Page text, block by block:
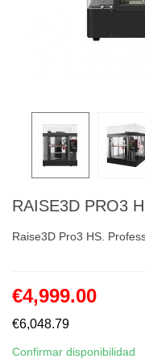
RAISE3D PRO3
Raise3D Pro3 HS.
€4,999.00
€6,048.79
Confirmar disponibilidad